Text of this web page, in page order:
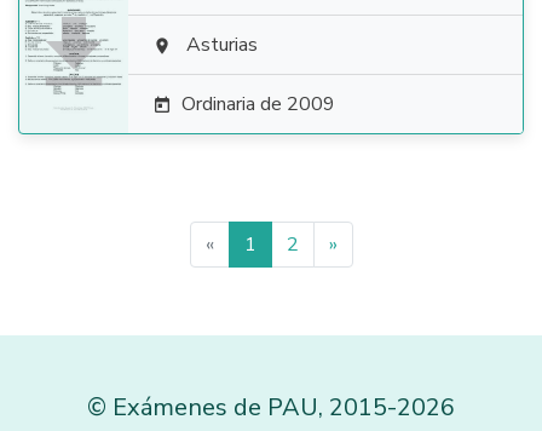
  Asturias
 Ordinaria de 2009
« 1 2 »
© Exámenes de PAU, 2015-2026